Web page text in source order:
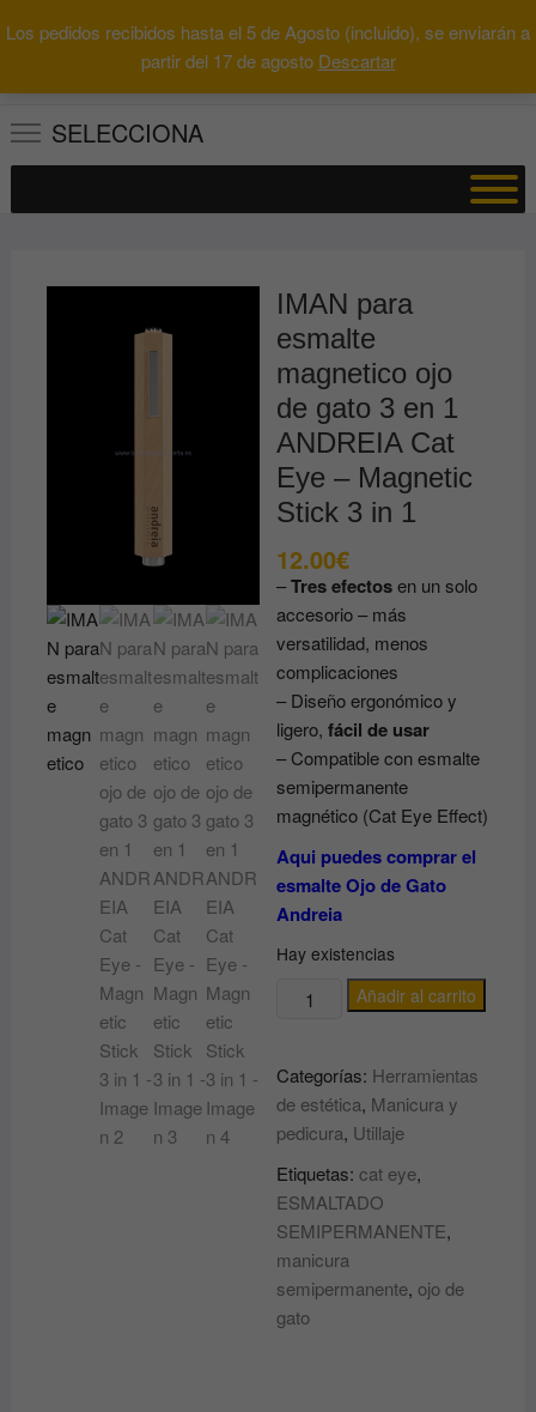
Los pedidos recibidos hasta el 5 de Agosto (incluido), se enviarán a
partir del 17 de agosto Descartar
al
Buscar
0 Total
SELECCIONA
IMAN para
esmalte
magnetico ojo
de gato 3 en 1
ANDREIA Cat
Eye – Magnetic
Stick 3 in 1
12.00€
–Tres efectosen un solo
accesorio – más
versatilidad, menos
complicaciones
– Diseño ergonómico y
ligero,fácil de usar
– Compatible con esmalte
semipermanente
magnético (Cat Eye Effect)
Aqui puedes comprar el
esmalte Ojo de Gato
Andreia
Hay existencias
IMAN
magnetico
ojo
de
gato
3
en
ANDREIA
Cat
Eye
Añadir al carrito
Categorías: Herramientas
de estética, Manicura y
pedicura, Utillaje
Etiquetas:cat eye,
ESMALTADO
SEMIPERMANENTE,
manicura
semipermanente, ojo de
gato